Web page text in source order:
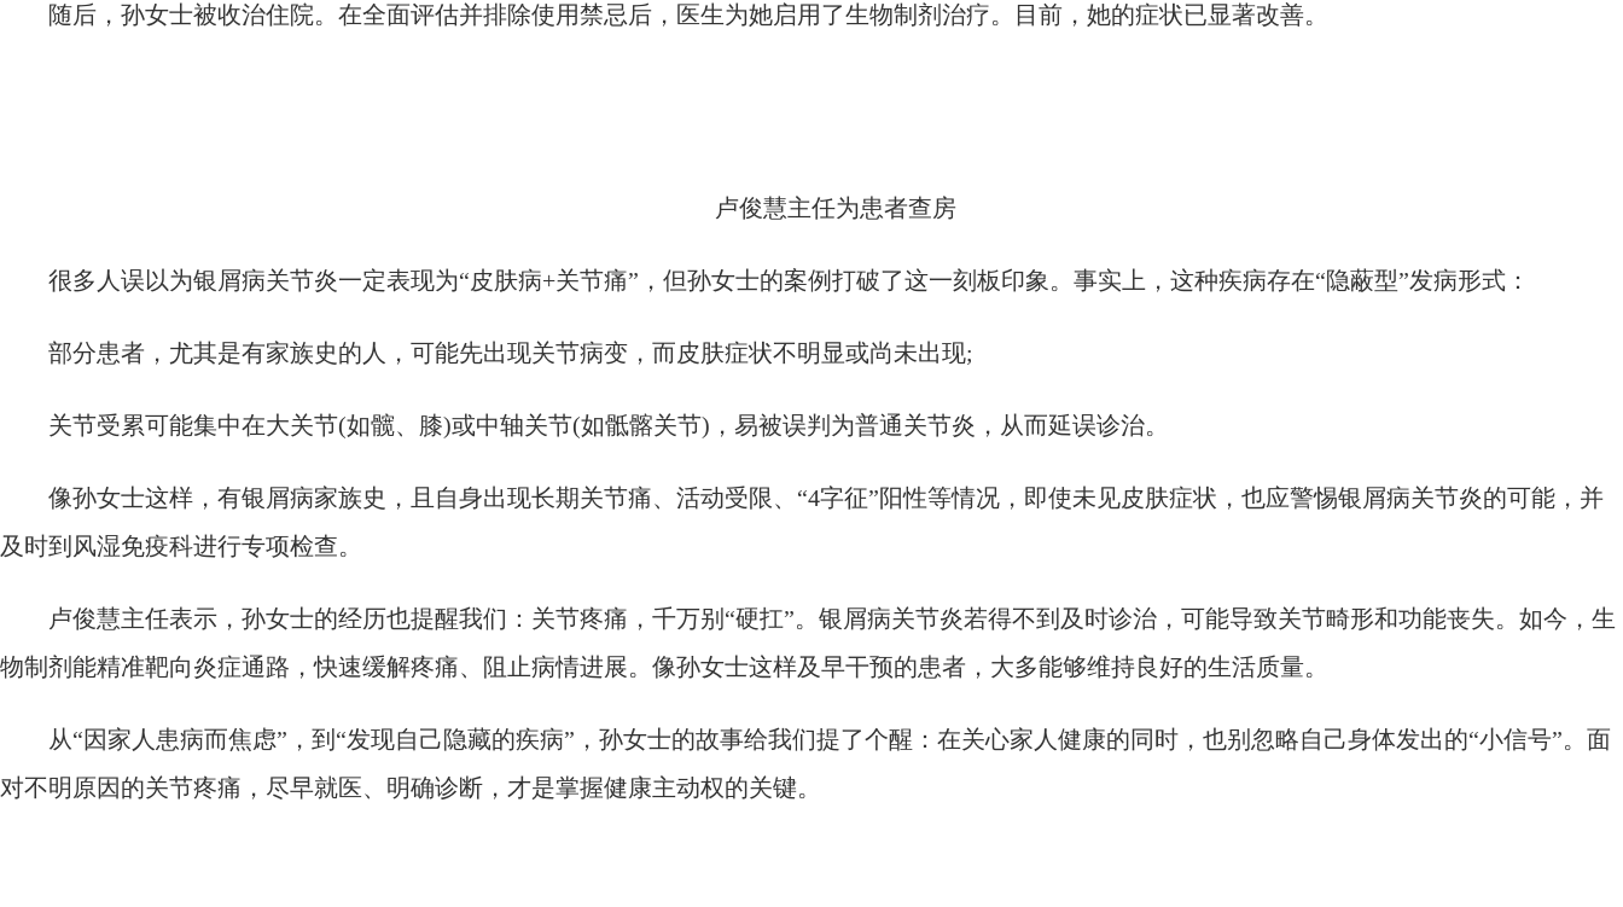
随后，孙女士被收治住院。在全面评估并排除使用禁忌后，医生为她启用了生物制剂治疗。目前，她的症状已显著改善。
卢俊慧主任为患者查房
很多人误以为银屑病关节炎一定表现为“皮肤病+关节痛”，但孙女士的案例打破了这一刻板印象。事实上，这种疾病存在“隐蔽型”发病形式：
部分患者，尤其是有家族史的人，可能先出现关节病变，而皮肤症状不明显或尚未出现;
关节受累可能集中在大关节(如髋、膝)或中轴关节(如骶髂关节)，易被误判为普通关节炎，从而延误诊治。
像孙女士这样，有银屑病家族史，且自身出现长期关节痛、活动受限、“4字征”阳性等情况，即使未见皮肤症状，也应警惕银屑病关节炎的可能，并
及时到风湿免疫科进行专项检查。
卢俊慧主任表示，孙女士的经历也提醒我们：关节疼痛，千万别“硬扛”。银屑病关节炎若得不到及时诊治，可能导致关节畸形和功能丧失。如今，生
物制剂能精准靶向炎症通路，快速缓解疼痛、阻止病情进展。像孙女士这样及早干预的患者，大多能够维持良好的生活质量。
从“因家人患病而焦虑”，到“发现自己隐藏的疾病”，孙女士的故事给我们提了个醒：在关心家人健康的同时，也别忽略自己身体发出的“小信号”。面
对不明原因的关节疼痛，尽早就医、明确诊断，才是掌握健康主动权的关键。